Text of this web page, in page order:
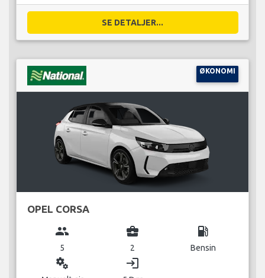
SE DETALJER...
ØKONOMI
OPEL CORSA
group
5
business_center
2
local_gas_station
Bensin
miscellaneous_services login